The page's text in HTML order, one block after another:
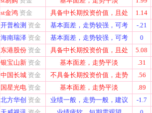
st金鸿 资金 具备中长期投资价值，且处 1.14
开普检测 资金 基本面差，走势较强，可考 -.21
海南瑞泽 资金 基本面差，走势较强，可考 0
东港股份 资金 具备中长期投资价值，且处 5.08
银宝山新 资金 基本面差，走势平淡 .31
中国长城 资金 不具备长期投资价值，走势 .56
国星光电 资金 基本面差，走势平淡 .89
北方华创 资金 业绩一般，走势一般，建议 -1.7